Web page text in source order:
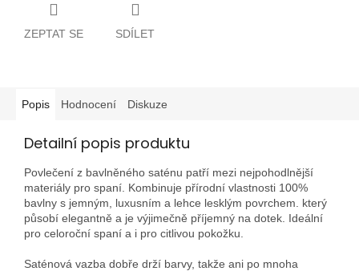
ZEPTAT SE SDÍLET
Popis Hodnocení Diskuze
Detailní popis produktu
Povlečení z bavlněného saténu patří mezi nejpohodlnější
materiály pro spaní. Kombinuje přírodní vlastnosti 100%
bavlny s jemným, luxusním a lehce lesklým povrchem. který
působí elegantně a je výjimečně příjemný na dotek. Ideální
pro celoroční spaní a i pro citlivou pokožku.
Saténová vazba dobře drží barvy, takže ani po mnoha